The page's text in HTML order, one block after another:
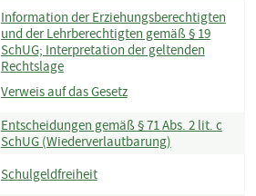
Information der Erziehungsberechtigten
und der Lehrberechtigten gemäß § 19
SchUG; Interpretation der geltenden
Rechtslage
Verweis auf das Gesetz
Entscheidungen gemäß § 71 Abs. 2 lit. c
SchUG (Wiederverlautbarung)
Schulgeldfreiheit